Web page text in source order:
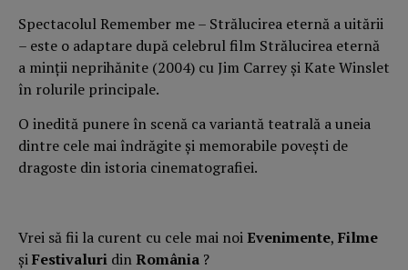
Spectacolul Remember me – Strălucirea eternă a uitării
– este o adaptare după celebrul film Strălucirea eternă
a minții neprihănite (2004) cu Jim Carrey și Kate Winslet
în rolurile principale.
O inedită punere în scenă ca variantă teatrală a uneia
dintre cele mai îndrăgite și memorabile povești de
dragoste din istoria cinematografiei.
Vrei să fii la curent cu cele mai noiEvenimente, Filme
șiFestivaluri dinRomânia ?